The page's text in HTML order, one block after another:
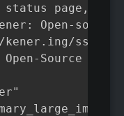
page,
Open-
ss.png"
Source and